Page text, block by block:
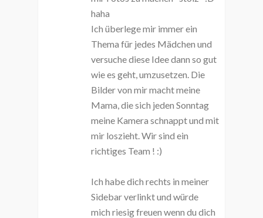
haha
Ich überlege mir immer ein
Thema für jedes Mädchen und
versuche diese Idee dann so gut
wie es geht, umzusetzen. Die
Bilder von mir macht meine
Mama, die sich jeden Sonntag
meine Kamera schnappt und mit
mir loszieht. Wir sind ein
richtiges Team ! :)
Ich habe dich rechts in meiner
Sidebar verlinkt und würde
mich riesig freuen wenn du dich